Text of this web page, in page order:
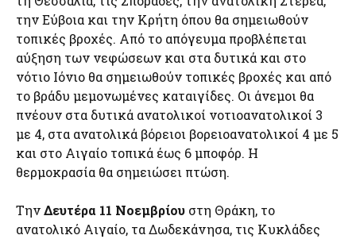
την Εύβοια και την Κρήτη όπου θα σημειωθούν
τοπικές βροχές. Από το απόγευμα προβλέπεται
αύξηση των νεφώσεων και στα δυτικά και στο
νότιο Ιόνιο θα σημειωθούν τοπικές βροχές και από
το βράδυ μεμονωμένες καταιγίδες. Οι άνεμοι θα
πνέουν στα δυτικά ανατολικοί νοτιοανατολικοί 3
με 4, στα ανατολικά βόρειοι βορειοανατολικοί 4 με 5
και στο Αιγαίο τοπικά έως 6 μποφόρ. Η
θερμοκρασία θα σημειώσει πτώση.
ΤηνΔευτέρα 11 Νοεμβρίου στη Θράκη, το
ανατολικό Αιγαίο, τα Δωδεκάνησα, τις Κυκλάδες